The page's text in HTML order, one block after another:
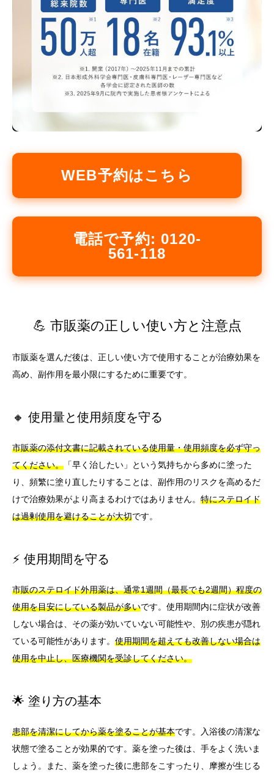
WEB予約はこちら
電話で予約: 0120-
561-118
💪 市販薬の正しい使い方と注意点
市販薬を選んだ後は、正しい使い方で使用することが治療効果を
高め、副作用を最小限にするために重要です。
🔸 使用量と使用頻度を守る
市販薬の添付文書に記載されている使用量・使用頻度を必ず守っ
てください。 「早く治したい」という気持ちから多めに塗った
り、頻繁に塗り直したりすることは、副作用のリスクを高めるだ
けで治療効果がより高まるわけではありません。 特にステロイド
は過剰使用を避けることが大切です。
⚡ 使用期間を守る
市販のステロイド外用薬は、通常1週間（最長でも2週間）程度の
使用を目安にしている製品が多いです。使用期間内に症状が改善
しない場合は、その薬が効いていない可能性や、別の疾患が隠れ
ている可能性があります。 使用期間を超えても改善しない場合は
使用を中止し、医療機関を受診してください。
🌟 塗り方の基本
患部を清潔にしてから薬を塗ることが基本です。入浴後の清潔な
状態で塗ることが効果的です。薬を塗った後は、手をよく洗いま
しょう。また、薬を塗った後に患部をこすったり、摩擦が生じる